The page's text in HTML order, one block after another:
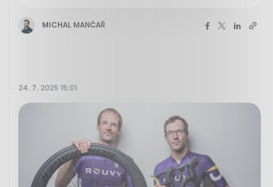
MICHAL MANČAŘ
24. 7. 2025 15:01